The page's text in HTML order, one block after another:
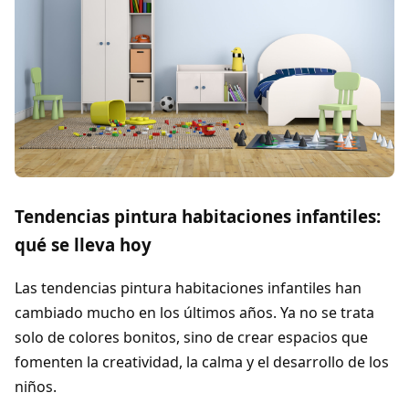
Tendencias pintura habitaciones infantiles:
qué se lleva hoy
Las tendencias pintura habitaciones infantiles han
cambiado mucho en los últimos años. Ya no se trata
solo de colores bonitos, sino de crear espacios que
fomenten la creatividad, la calma y el desarrollo de los
niños.